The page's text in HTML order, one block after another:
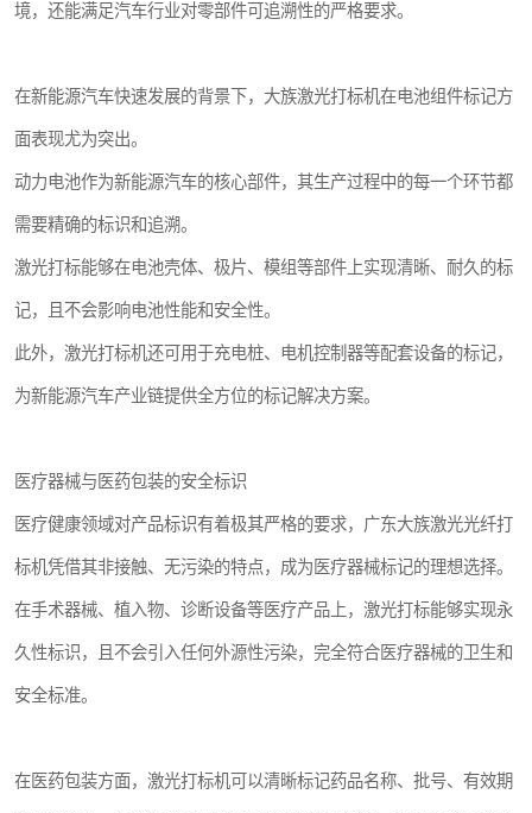
境，还能满足汽车行业对零部件可追溯性的严格要求。
在新能源汽车快速发展的背景下，大族激光打标机在电池组件标记方
面表现尤为突出。
动力电池作为新能源汽车的核心部件，其生产过程中的每一个环节都
需要精确的标识和追溯。
激光打标能够在电池壳体、极片、模组等部件上实现清晰、耐久的标
记，且不会影响电池性能和安全性。
此外，激光打标机还可用于充电桩、电机控制器等配套设备的标记，
为新能源汽车产业链提供全方位的标记解决方案。
医疗器械与医药包装的安全标识
医疗健康领域对产品标识有着极其严格的要求，广东大族激光光纤打
标机凭借其非接触、无污染的特点，成为医疗器械标记的理想选择。
在手术器械、植入物、诊断设备等医疗产品上，激光打标能够实现永
久性标识，且不会引入任何外源性污染，完全符合医疗器械的卫生和
安全标准。
在医药包装方面，激光打标机可以清晰标记药品名称、批号、有效期